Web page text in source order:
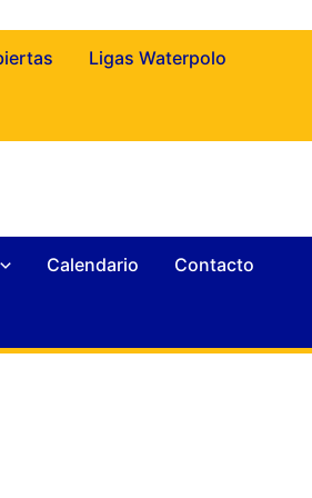
Ligas Waterpolo
Calendario Contacto